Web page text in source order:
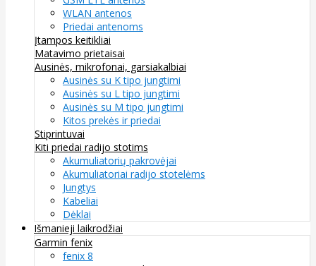
WLAN antenos
Priedai antenoms
Įtampos keitikliai
Matavimo prietaisai
Ausinės, mikrofonai, garsiakalbiai
Ausinės su K tipo jungtimi
Ausinės su L tipo jungtimi
Ausinės su M tipo jungtimi
Kitos prekės ir priedai
Stiprintuvai
Kiti priedai radijo stotims
Akumuliatorių pakrovėjai
Akumuliatoriai radijo stotelėms
Jungtys
Kabeliai
Dėklai
Išmanieji laikrodžiai
Garmin fenix
fenix 8